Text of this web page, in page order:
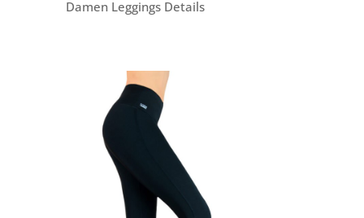
Damen Leggings Details